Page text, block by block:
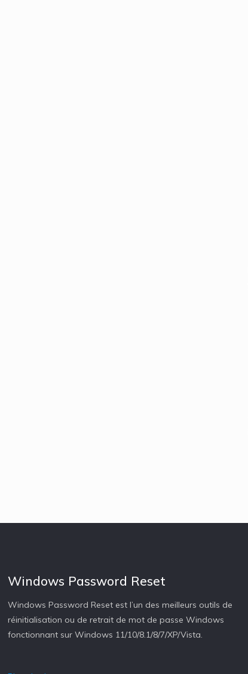
Windows Password Reset
Windows Password Reset est l’un des meilleurs outils de
réinitialisation ou de retrait de mot de passe Windows
fonctionnant sur Windows 11/10/8.1/8/7/XP/Vista.